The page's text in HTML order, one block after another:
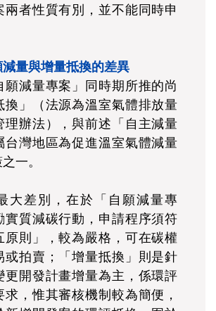
兩者性質有別，並不能同時申
減量與增量抵換的差異
願減量專案」同時期所推的尚
換」（法源為溫室氣體排放量
理辦法），與前述「自主減量
台灣地區為促進溫室氣體減量
一。
大差別，在於「自願減量專
實質減碳行動，申請程序須符
原則」，較為嚴格，可在碳權
或拍賣；「增量抵換」則是針
更開發計畫增量為主，係環評
求，惟其審核機制較為簡便，